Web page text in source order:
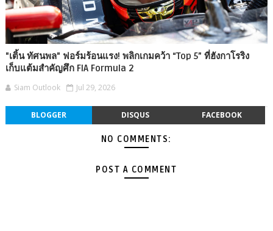
"เติ้น ทัศนพล" ฟอร์มร้อนแรง! พลิกเกมคว้า “Top 5” ที่ฮังกาโรริง
เก็บแต้มสำคัญศึก FIA Formula 2
Siam Outlook Jul 29, 2026
BLOGGER DISQUS FACEBOOK
NO COMMENTS:
POST A COMMENT